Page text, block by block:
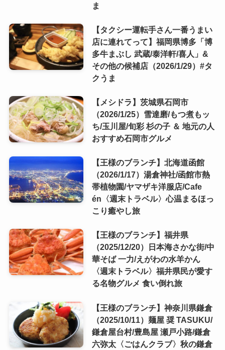
ま
【タクシー運転手さん一番うまい
店に連れてって】福岡県博多「博
多牛まぶし 武蔵/泰洋軒/喜人」&
その他の候補店（2026/1/29）#タ
クうま
【メシドラ】茨城県石岡市
（2026/1/25）雪達磨/もつ煮もッ
ち/玉川屋/旬彩 杉の子 ＆ 地元の人
おすすめ石岡市グルメ
【王様のブランチ】北海道函館
（2026/1/17）湯倉神社/函館市熱
帯植物園/ヤマザキ洋服店/Cafe
én〈週末トラベル〉心温まるほっ
こり癒やし旅
【王様のブランチ】福井県
（2025/12/20）日本海さかな街/中
華そば 一力/えがわの水羊かん
〈週末トラベル〉福井県民が愛す
る名物グルメ 食い倒れ旅
【王様のブランチ】神奈川県鎌倉
（2025/10/11）麺屋 奨 TASUKU/
鎌倉屋台村/豊島屋 瀬戸小路/鎌倉
六弥太〈ごはんクラブ〉秋の鎌倉